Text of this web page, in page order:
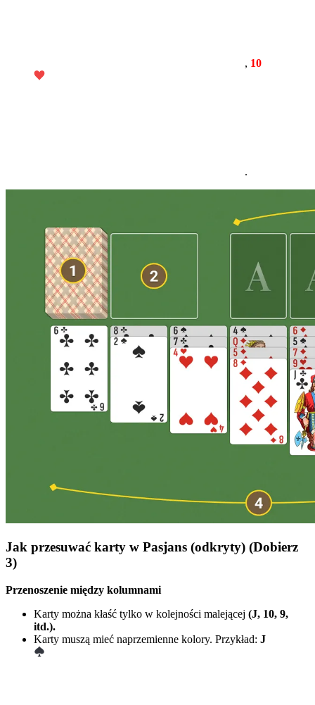
, 10
.
Jak przesuwać karty w Pasjans (odkryty) (Dobierz
3)
Przenoszenie między kolumnami
Karty można kłaść tylko w kolejności malejącej (J, 10, 9,
itd.).
Karty muszą mieć naprzemienne kolory. Przykład: J